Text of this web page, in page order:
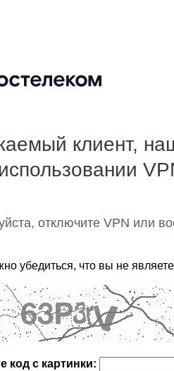
клиент,
отключите VPN или
убедиться, что вы не
код с картинки: